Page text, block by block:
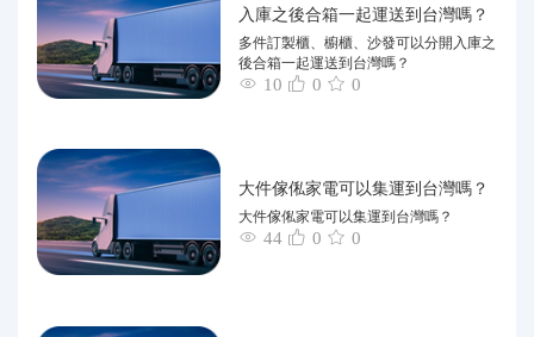
入庫之後合箱一起運送到台灣嗎？
多件訂製櫃、櫥櫃、沙發可以分開入庫之
後合箱一起運送到台灣嗎？
10 0 0
大件傢俬家電可以集運到台灣嗎？
大件傢俬家電可以集運到台灣嗎？
44 0 0